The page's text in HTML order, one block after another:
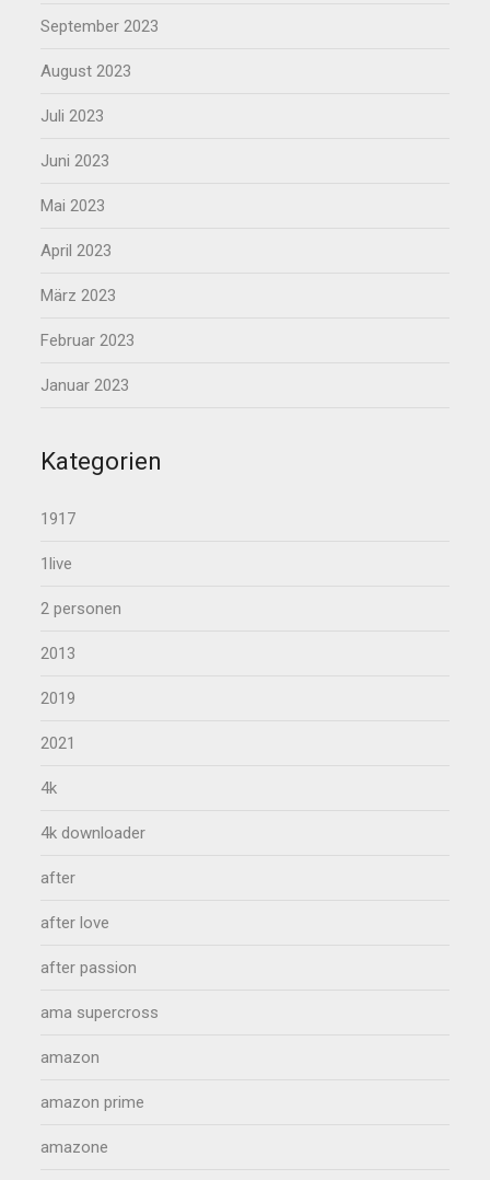
September 2023
August 2023
Juli 2023
Juni 2023
Mai 2023
April 2023
März 2023
Februar 2023
Januar 2023
Kategorien
1917
1live
2 personen
2013
2019
2021
4k
4k downloader
after
after love
after passion
ama supercross
amazon
amazon prime
amazone